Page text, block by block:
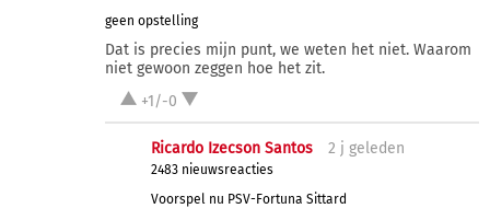
geen opstelling
Dat is precies mijn punt, we weten het niet. Waarom
niet gewoon zeggen hoe het zit.
+1/-0
Ricardo Izecson Santos 2 j geleden
2483 nieuwsreacties
Voorspel nu PSV-Fortuna Sittard